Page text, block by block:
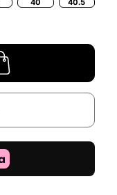
40
40.5